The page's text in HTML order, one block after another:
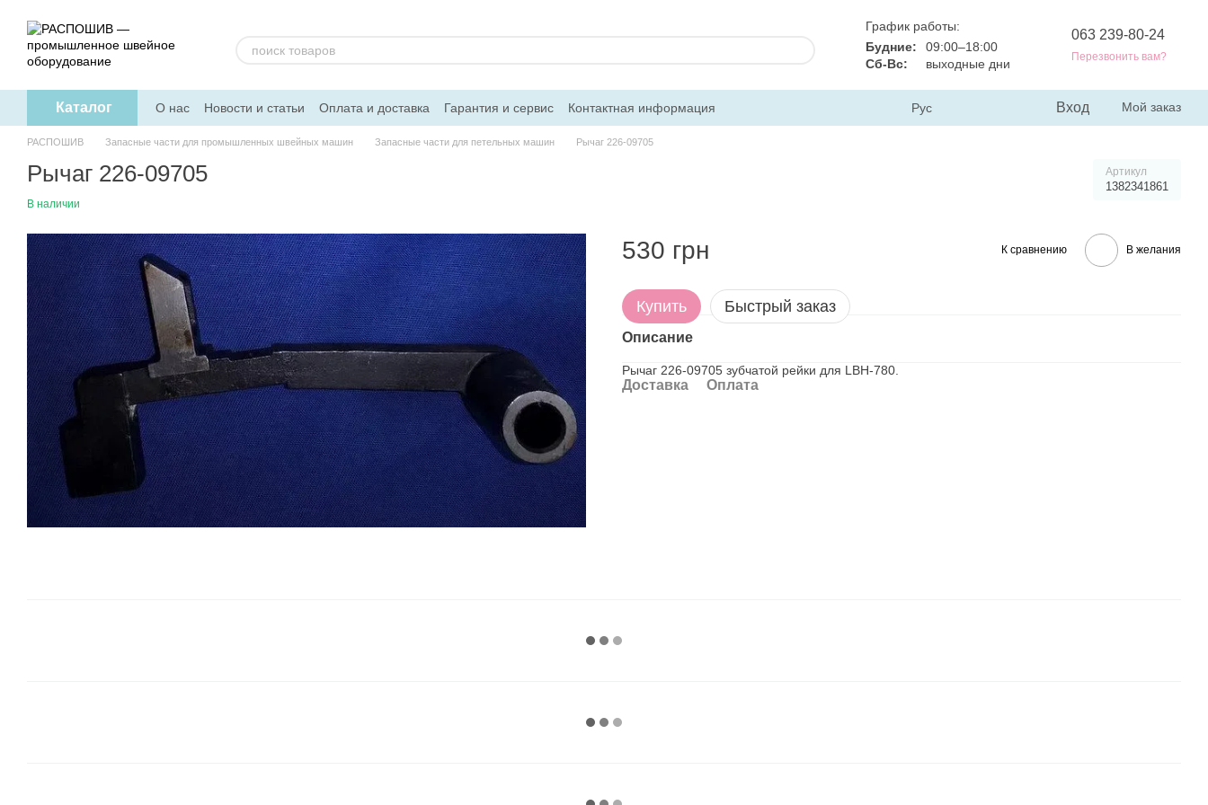
График работы:
Будние:
09:00–18:00
Сб-Вс:
выходные дни
063 239-80-24
Перезвонить вам?
Каталог О нас Новости и статьи Оплата и доставка Гарантия и сервис Контактная информация Рус Вход Мой заказ
РАСПОШИВ Запасные части для промышленных швейных машин Запасные части для петельных машин Рычаг 226-09705
Рычаг 226-09705 Артикул
1382341861
В наличии
530 грн К сравнению В желания
Купить Быстрый заказ
Описание
Рычаг 226-09705 зубчатой рейки для LBH-780.
Доставка Оплата